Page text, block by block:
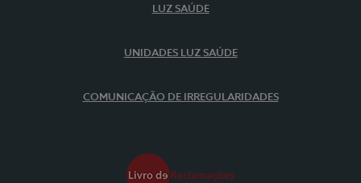
LUZ SAÚDE
UNIDADES LUZ SAÚDE
COMUNICAÇÃO DE IRREGULARIDADES